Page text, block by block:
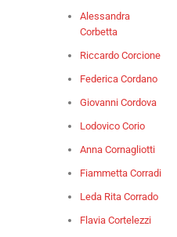
Alessandra
Corbetta
Riccardo Corcione
Federica Cordano
Giovanni Cordova
Lodovico Corio
Anna Cornagliotti
Fiammetta Corradi
Leda Rita Corrado
Flavia Cortelezzi